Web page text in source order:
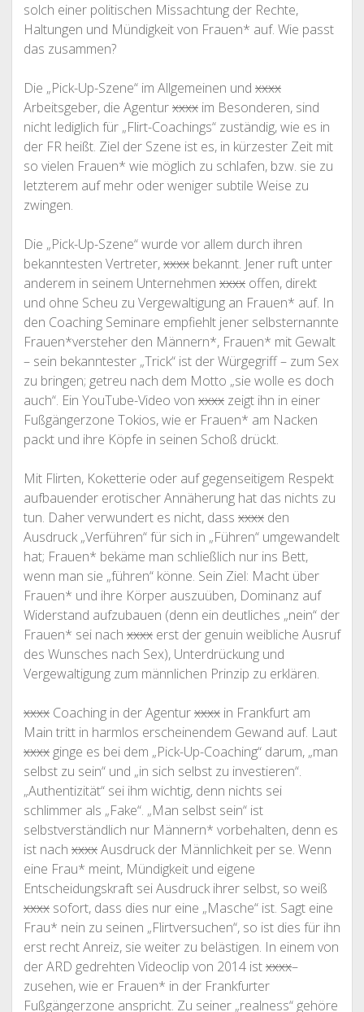
solch einer politischen Missachtung der Rechte,
Haltungen und Mündigkeit von Frauen* auf. Wie passt
das zusammen?
Die „Pick-Up-Szene“ im Allgemeinen und xxxx
Arbeitsgeber, die Agenturxxxxim Besonderen, sind
nicht lediglich für „Flirt-Coachings“ zuständig, wie es in
der FR heißt. Ziel der Szene ist es, in kürzester Zeit mit
so vielen Frauen* wie möglich zu schlafen, bzw. sie zu
letzterem auf mehr oder weniger subtile Weise zu
zwingen.
Die „Pick-Up-Szene“ wurde vor allem durch ihren
bekanntesten Vertreter,xxxxbekannt. Jener ruft unter
anderem in seinem Unternehmen xxxxoffen, direkt
und ohne Scheu zu Vergewaltigung an Frauen* auf. In
den Coaching Seminare empfiehlt jener selbsternannte
Frauen*versteher den Männern*, Frauen* mit Gewalt
– sein bekanntester „Trick“ ist der Würgegriff – zum Sex
zu bringen; getreu nach dem Motto „sie wolle es doch
auch“. Ein YouTube-Video von xxxxzeigt ihn in einer
Fußgängerzone Tokios, wie er Frauen* am Nacken
packt und ihre Köpfe in seinen Schoß drückt.
Mit Flirten, Koketterie oder auf gegenseitigem Respekt
aufbauender erotischer Annäherung hat das nichts zu
tun. Daher verwundert es nicht, dass xxxxden
Ausdruck „Verführen“ für sich in „Führen“ umgewandelt
hat; Frauen* bekäme man schließlich nur ins Bett,
wenn man sie „führen“ könne. Sein Ziel: Macht über
Frauen* und ihre Körper auszuüben, Dominanz auf
Widerstand aufzubauen (denn ein deutliches „nein“ der
Frauen* sei nach xxxxerst der genuin weibliche Ausruf
des Wunsches nach Sex), Unterdrückung und
Vergewaltigung zum männlichen Prinzip zu erklären.
xxxxCoaching in der Agenturxxxxin Frankfurt am
Main tritt in harmlos erscheinendem Gewand auf. Laut
xxxxginge es bei dem „Pick-Up-Coaching“ darum, „man
selbst zu sein“ und „in sich selbst zu investieren“.
„Authentizität“ sei ihm wichtig, denn nichts sei
schlimmer als „Fake“. „Man selbst sein“ ist
selbstverständlich nur Männern* vorbehalten, denn es
ist nach xxxxAusdruck der Männlichkeit per se. Wenn
eine Frau* meint, Mündigkeit und eigene
Entscheidungskraft sei Ausdruck ihrer selbst, so weiß
xxxxsofort, dass dies nur eine „Masche“ ist. Sagt eine
Frau* nein zu seinen „Flirtversuchen“, so ist dies für ihn
erst recht Anreiz, sie weiter zu belästigen. In einem von
der ARD gedrehten Videoclip von 2014 istxxxx–
zusehen, wie er Frauen* in der Frankfurter
Fußgängerzone anspricht. Zu seiner „realness“ gehöre